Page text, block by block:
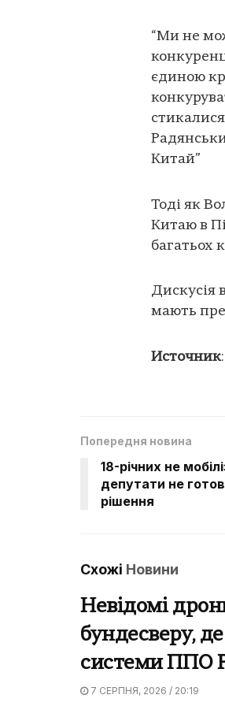
“Ми не
єдиною
Китай”
Тоді як
Китаю в
багатьох
Дискусія
мають
Источник:
Попередня новина
18-річних не
депутати не
рішення
Схожі Новини
Невідомі
бундесверу,
системи ППО
7 СЕРПНЯ, 2026 / 20:19